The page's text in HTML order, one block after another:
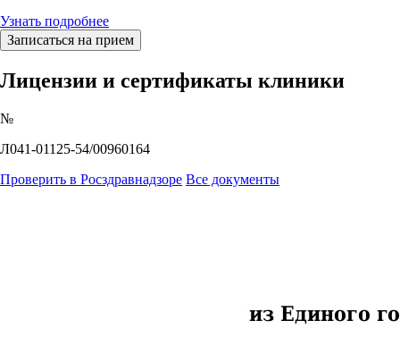
Узнать подробнее
Записаться на прием
Лицензии и сертификаты клиники
№
Л041-01125-54/00960164
Проверить в Росздравнадзоре Все документы